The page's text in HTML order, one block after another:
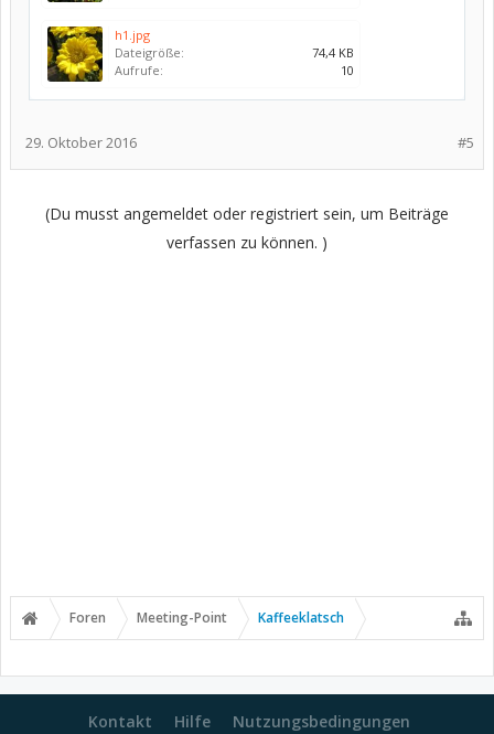
h1.jpg
Dateigröße:
74,4 KB
Aufrufe:
10
#5
29. Oktober 2016
(Du musst angemeldet oder registriert sein, um Beiträge
verfassen zu können. )
Foren Meeting-Point Kaffeeklatsch
Kontakt Hilfe Nutzungsbedingungen